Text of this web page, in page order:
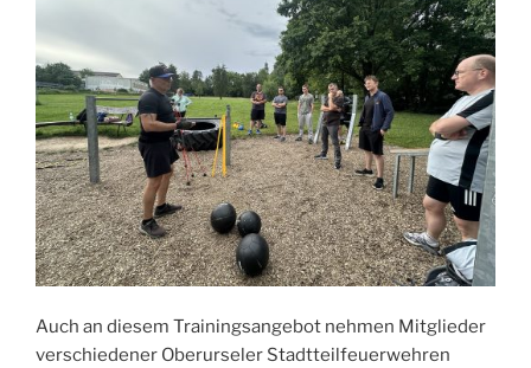
Auch an diesem Trainingsangebot nehmen Mitglieder
verschiedener Oberurseler Stadtteilfeuerwehren